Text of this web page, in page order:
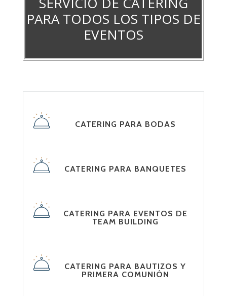
PARA TODOS LOS TIPOS DE
EVENTOS
CATERING PARA BODAS
CATERING PARA BANQUETES
CATERING PARA EVENTOS DE
TEAM BUILDING
CATERING PARA BAUTIZOS Y
PRIMERA COMUNIÓN